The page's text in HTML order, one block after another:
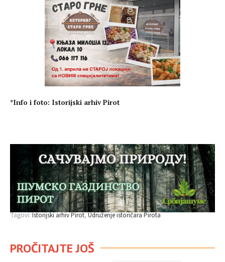
*Info i foto: Istorijski arhiv Pirot
Tagovi:Istorijski arhiv Pirot Udruženje istoričara Pirota
PROČITAJTE JOŠ